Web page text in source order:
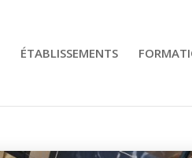
ÉTABLISSEMENTS